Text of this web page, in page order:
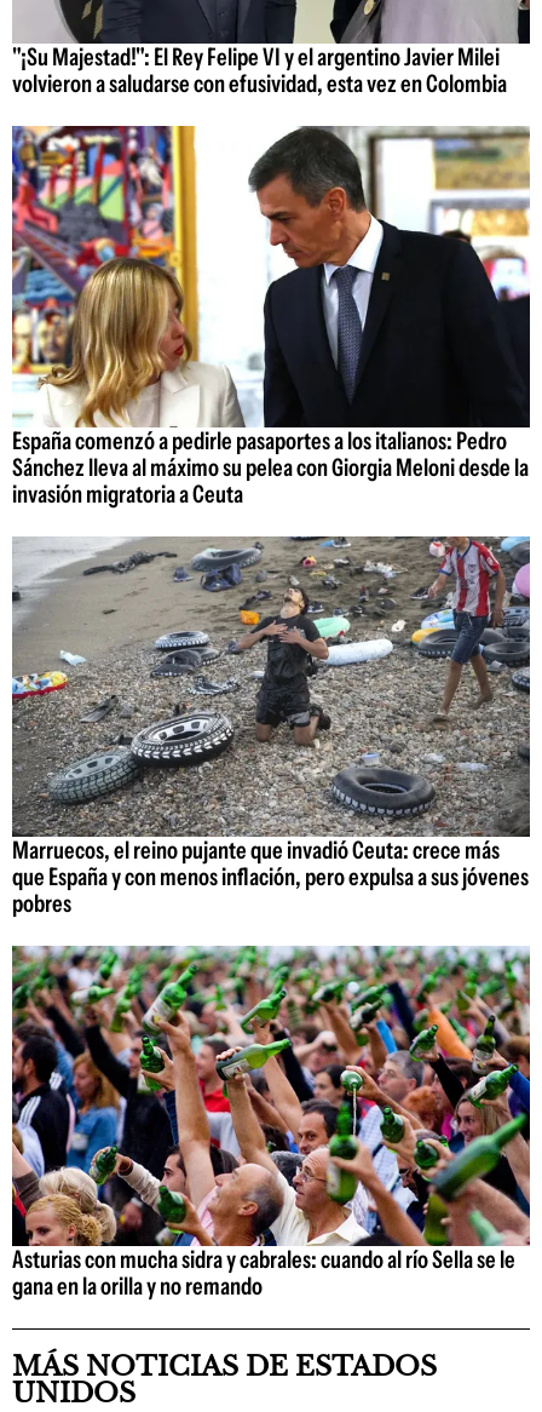
"¡Su Majestad!": El Rey Felipe VI y el argentino Javier Milei
volvieron a saludarse con efusividad, esta vez en Colombia
España comenzó a pedirle pasaportes a los italianos: Pedro
Sánchez lleva al máximo su pelea con Giorgia Meloni desde la
invasión migratoria a Ceuta
Marruecos, el reino pujante que invadió Ceuta: crece más
que España y con menos inflación, pero expulsa a sus jóvenes
pobres
Asturias con mucha sidra y cabrales: cuando al río Sella se le
gana en la orilla y no remando
MÁS NOTICIAS DE ESTADOS
UNIDOS